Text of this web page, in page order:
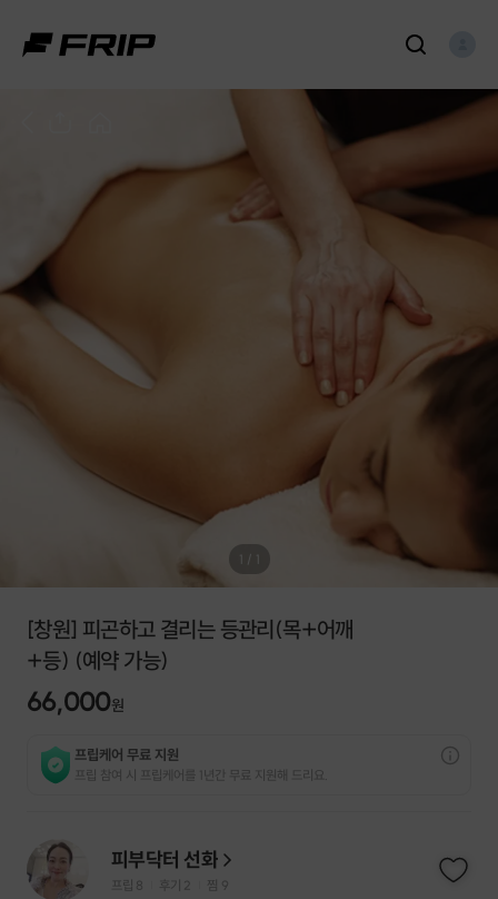
/
[창원] 피곤하고 결리는 등관리(목+어깨
+등) (예약 가능)
66,000원
프립케어 무료 지원
프립 참여 시 프립케어를 1년간 무료 지원해 드리요.
피부닥터 선화
프립 8 후기 2 찜 9